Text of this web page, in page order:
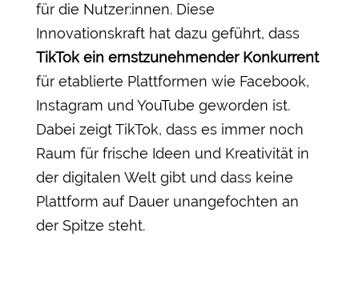
für die Nutzer:innen. Diese
Innovationskraft hat dazu geführt, dass
TikTok ein ernstzunehmender Konkurrent
für etablierte Plattformen wie Facebook,
Instagram und YouTube geworden ist.
Dabei zeigt TikTok, dass es immer noch
Raum für frische Ideen und Kreativität in
der digitalen Welt gibt und dass keine
Plattform auf Dauer unangefochten an
der Spitze steht.